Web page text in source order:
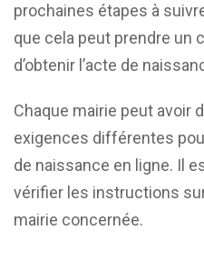
prochaines étapes à
que cela peut prendre un
d’obtenir l’acte de
Chaque mairie peut avoir
exigences différentes
de naissance en ligne. Il
vérifier les instructions
mairie concernée.